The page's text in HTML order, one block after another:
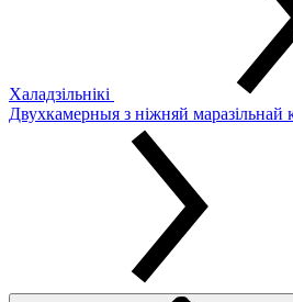
Халадзільнікі
Двухкамерныя з ніжняй маразільнай